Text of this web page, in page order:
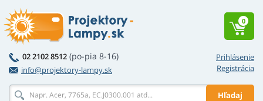
Prihlásenie
Registrácia
02 2102 8512 (po-pia 8-16)
info@projektory-lampy.sk
Hľadaj
0